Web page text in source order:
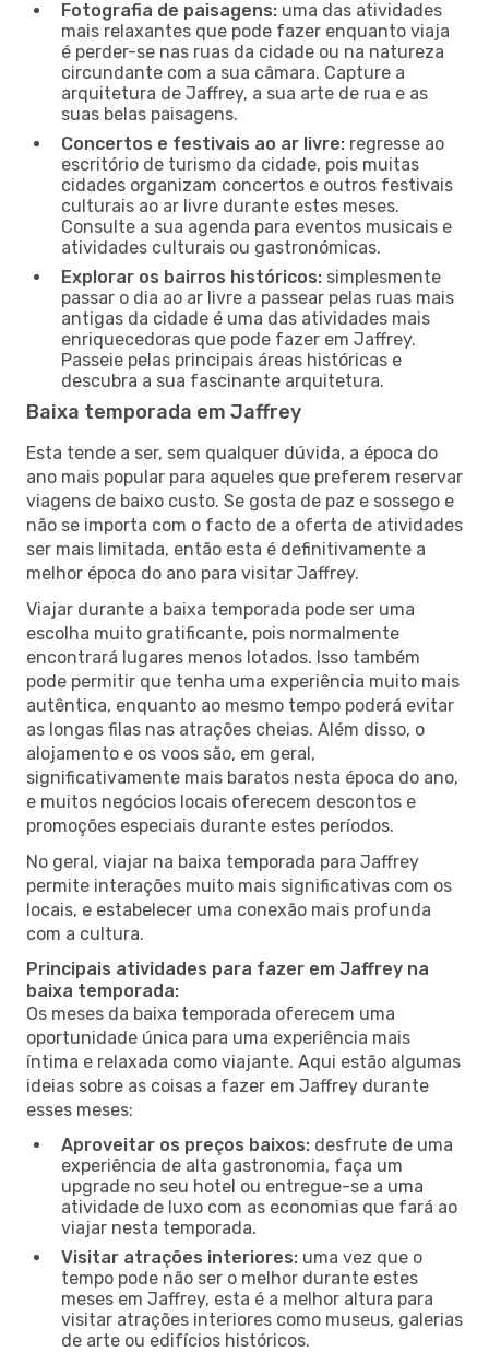
Fotografia de paisagens: uma das atividades
mais relaxantes que pode fazer enquanto viaja
é perder-se nas ruas da cidade ou na natureza
circundante com a sua câmara. Capture a
arquitetura de Jaffrey, a sua arte de rua e as
suas belas paisagens.
Concertos e festivais ao ar livre: regresse ao
escritório de turismo da cidade, pois muitas
cidades organizam concertos e outros festivais
culturais ao ar livre durante estes meses.
Consulte a sua agenda para eventos musicais e
atividades culturais ou gastronómicas.
Explorar os bairros históricos: simplesmente
passar o dia ao ar livre a passear pelas ruas mais
antigas da cidade é uma das atividades mais
enriquecedoras que pode fazer em Jaffrey.
Passeie pelas principais áreas históricas e
descubra a sua fascinante arquitetura.
Baixa temporada em Jaffrey
Esta tende a ser, sem qualquer dúvida, a época do
ano mais popular para aqueles que preferem reservar
viagens de baixo custo. Se gosta de paz e sossego e
não se importa com o facto de a oferta de atividades
ser mais limitada, então esta é definitivamente a
melhor época do ano para visitar Jaffrey.
Viajar durante a baixa temporada pode ser uma
escolha muito gratificante, pois normalmente
encontrará lugares menos lotados. Isso também
pode permitir que tenha uma experiência muito mais
autêntica, enquanto ao mesmo tempo poderá evitar
as longas filas nas atrações cheias. Além disso, o
alojamento e os voos são, em geral,
significativamente mais baratos nesta época do ano,
e muitos negócios locais oferecem descontos e
promoções especiais durante estes períodos.
No geral, viajar na baixa temporada para Jaffrey
permite interações muito mais significativas com os
locais, e estabelecer uma conexão mais profunda
com a cultura.
Principais atividades para fazer em Jaffrey na
baixa temporada:
Os meses da baixa temporada oferecem uma
oportunidade única para uma experiência mais
íntima e relaxada como viajante. Aqui estão algumas
ideias sobre as coisas a fazer em Jaffrey durante
esses meses:
Aproveitar os preços baixos: desfrute de uma
experiência de alta gastronomia, faça um
upgrade no seu hotel ou entregue-se a uma
atividade de luxo com as economias que fará ao
viajar nesta temporada.
Visitar atrações interiores: uma vez que o
tempo pode não ser o melhor durante estes
meses em Jaffrey, esta é a melhor altura para
visitar atrações interiores como museus, galerias
de arte ou edifícios históricos.